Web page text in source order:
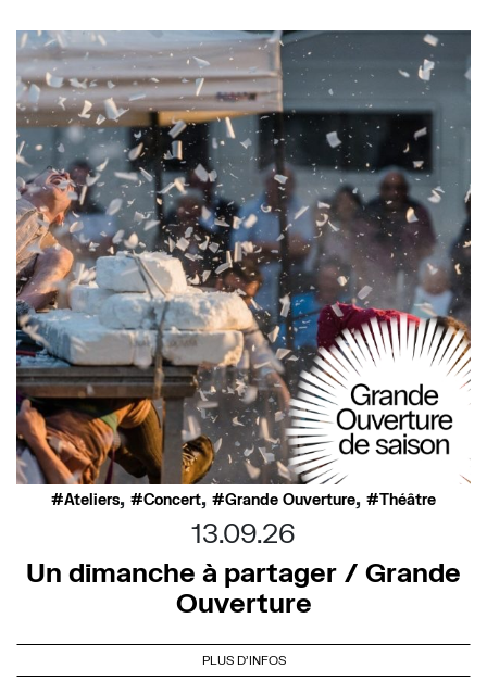
Ateliers, Concert, Grande Ouverture, Théâtre
13.09.26
Un dimanche à partager / Grande
Ouverture
PLUS D'INFOS